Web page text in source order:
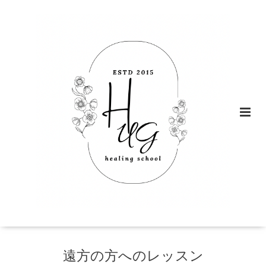
遠方の方へのレッスン